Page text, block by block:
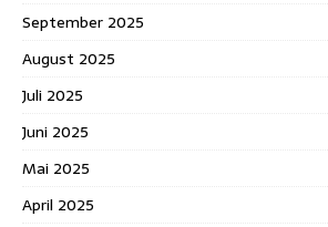
September 2025
August 2025
Juli 2025
Juni 2025
Mai 2025
April 2025